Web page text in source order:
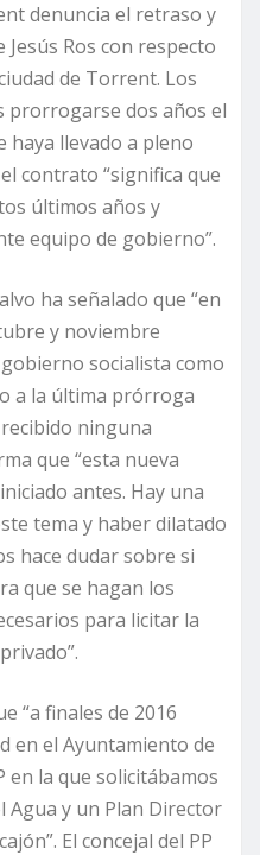
denuncia el retraso y
Ros con respecto
de Torrent. Los
prorrogarse dos años el
haya llevado a pleno
contrato “significa que
últimos años y
equipo de gobierno”.
ha señalado que “en
y noviembre
socialista como
a la última prórroga
ninguna
que “esta nueva
antes. Hay una
tema y haber dilatado
hace dudar sobre si
que se hagan los
para licitar la
“a finales de 2016
en el Ayuntamiento de
en la que solicitábamos
Agua y un Plan Director
El concejal del PP